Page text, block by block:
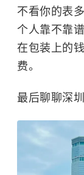
不看你的表
个人靠不靠
在包装上的
费。
最后聊聊深圳